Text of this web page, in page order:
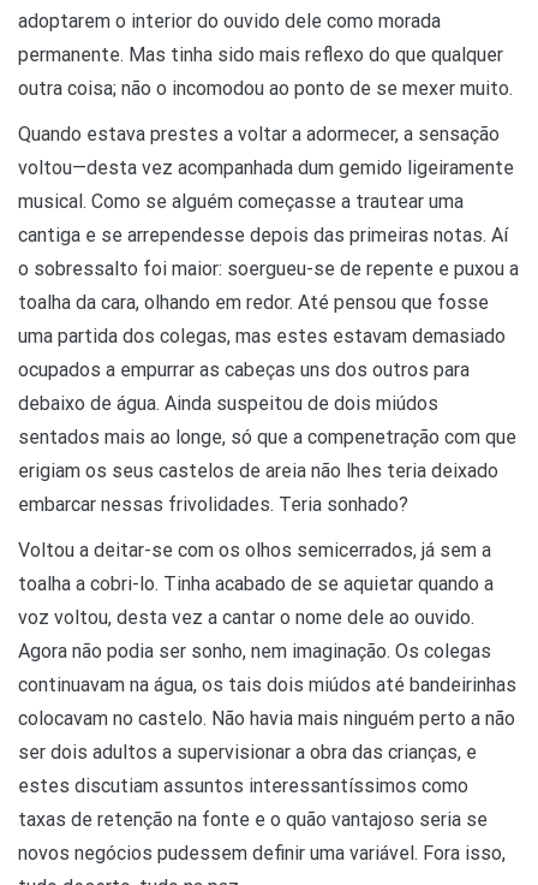
adoptarem o interior do ouvido dele como morada
permanente. Mas tinha sido mais reflexo do que qualquer
outra coisa; não o incomodou ao ponto de se mexer muito.
Quando estava prestes a voltar a adormecer, a sensação
voltou—desta vez acompanhada dum gemido ligeiramente
musical. Como se alguém começasse a trautear uma
cantiga e se arrependesse depois das primeiras notas. Aí
o sobressalto foi maior: soergueu-se de repente e puxou a
toalha da cara, olhando em redor. Até pensou que fosse
uma partida dos colegas, mas estes estavam demasiado
ocupados a empurrar as cabeças uns dos outros para
debaixo de água. Ainda suspeitou de dois miúdos
sentados mais ao longe, só que a compenetração com que
erigiam os seus castelos de areia não lhes teria deixado
embarcar nessas frivolidades. Teria sonhado?
Voltou a deitar-se com os olhos semicerrados, já sem a
toalha a cobri-lo. Tinha acabado de se aquietar quando a
voz voltou, desta vez a cantar o nome dele ao ouvido.
Agora não podia ser sonho, nem imaginação. Os colegas
continuavam na água, os tais dois miúdos até bandeirinhas
colocavam no castelo. Não havia mais ninguém perto a não
ser dois adultos a supervisionar a obra das crianças, e
estes discutiam assuntos interessantíssimos como
taxas de retenção na fonte e o quão vantajoso seria se
novos negócios pudessem definir uma variável. Fora isso,